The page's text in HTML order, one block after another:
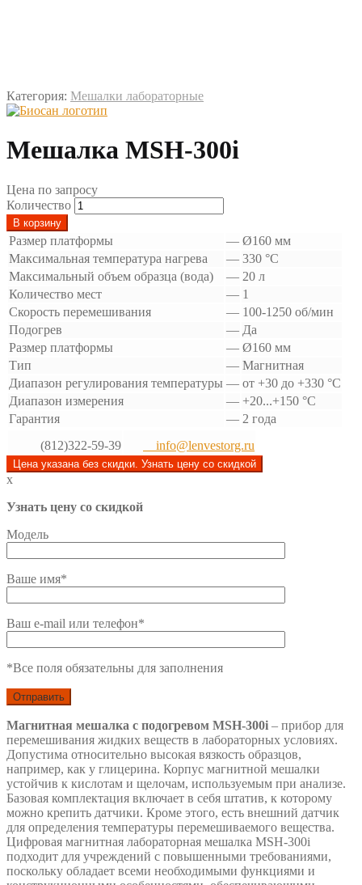
Категория: Мешалки лабораторные
Мешалка MSH-300i
Цена по запросу
Количество
В корзину
Размер платформы — Ø160 мм
Максимальная температура нагрева
— 330 °С
Максимальный объем образца (вода)
— 20 л
Количество мест
— 1
Скорость перемешивания
— 100-1250 об/мин
Подогрев
— Да
Размер платформы
— Ø160 мм
Тип
— Магнитная
Диапазон регулирования температуры — от +30 до +330 °C
Диапазон измерения
— +20...+150 °C
Гарантия
— 2 года
(812)322-59-39
info@lenvestorg.ru
Цена указана без скидки. Узнать цену со скидкой
x
Узнать цену со скидкой
Модель
Ваше имя*
Ваш e-mail или телефон*
*Все поля обязательны для заполнения
Магнитная мешалка с подогревом MSH-300i – прибор для
перемешивания жидких веществ в лабораторных условиях.
Допустима относительно высокая вязкость образцов,
например, как у глицерина. Корпус магнитной мешалки
устойчив к кислотам и щелочам, используемым при анализе.
Базовая комплектация включает в себя штатив, к которому
можно крепить датчики. Кроме этого, есть внешний датчик
для определения температуры перемешиваемого вещества.
Цифровая магнитная лабораторная мешалка MSH-300i
подходит для учреждений с повышенными требованиями,
поскольку обладает всеми необходимыми функциями и